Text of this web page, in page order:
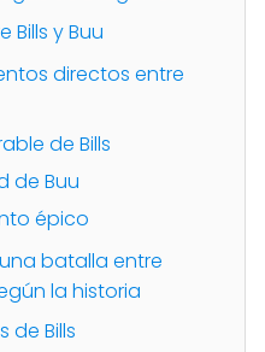
Bills y Buu
directos entre
de Bills
de Buu
épico
batalla entre
la historia
de Bills